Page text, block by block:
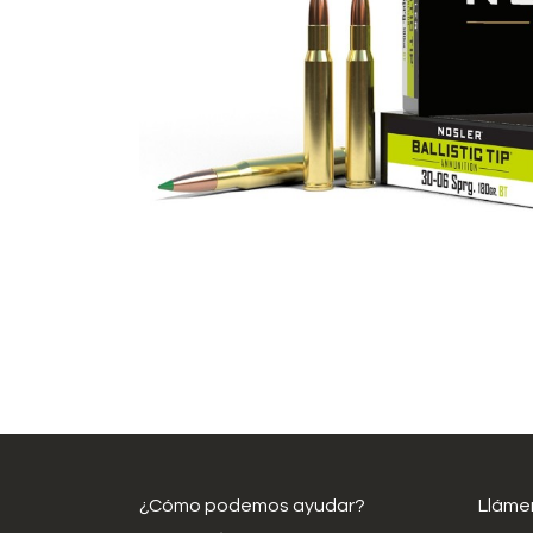
¿Cómo podemos ayudar?